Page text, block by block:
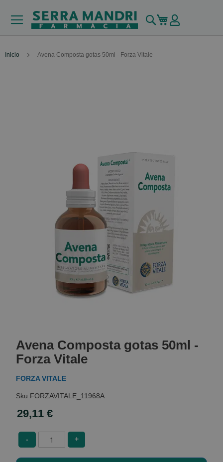
Buscar
Mi carrito
Inicio Avena Composta gotas 50ml - Forza Vitale
the
beginning
of
the
gallery
Avena Composta gotas 50ml -
Forza Vitale
FORZA VITALE
FORZAVITALE_11968A
29,11 €
- +